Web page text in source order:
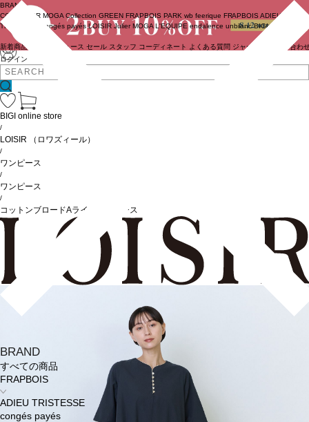
ログイン
BRAND
COUTURIER MOGA Collection GREEN FRAPBOIS PARK wb feerique FRAPBOIS ADIEU
TRISTESSE
congés payés LOISIR Julier MOGA L'EQUIPE endalence unbilanc BIGI online store
新着商品 ニュース セール スタッフ コーディネート よくある質問 ジャーナル お問い合わ
BRAND
すべての商品
FRAPBOIS
ADIEU TRISTESSE
congés payés
BIGI online store
/
LOISIR （ロワズィール）
/
ワンピース
/
ワンピース
/
コットンブロードAラインワンピース